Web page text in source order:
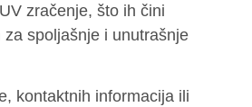
zračenje, što ih čini
spoljašnje i unutrašnje
kontaktnih informacija ili